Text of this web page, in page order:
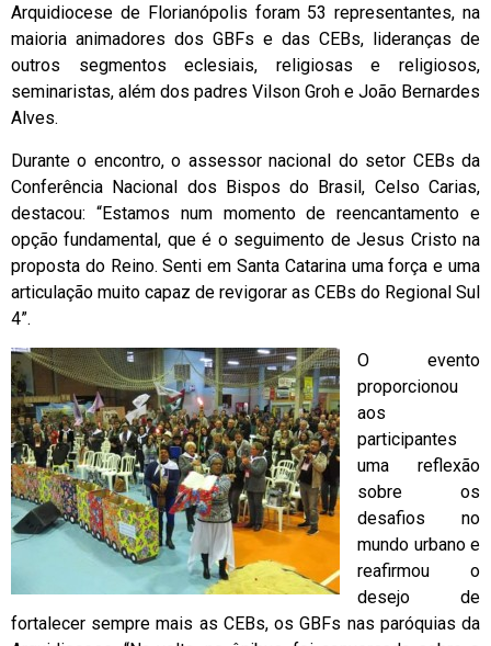
Arquidiocese de Florianópolis foram 53 representantes, na
maioria animadores dos GBFs e das CEBs, lideranças de
outros segmentos eclesiais, religiosas e religiosos,
seminaristas, além dos padres Vilson Groh e João Bernardes
Alves.
Durante o encontro, o assessor nacional do setor CEBs da
Conferência Nacional dos Bispos do Brasil, Celso Carias,
destacou: “Estamos num momento de reencantamento e
opção fundamental, que é o seguimento de Jesus Cristo na
proposta do Reino. Senti em Santa Catarina uma força e uma
articulação muito capaz de revigorar as CEBs do Regional Sul
4”.
O evento
proporcionou
aos
participantes
uma reflexão
sobre os
desafios no
mundo urbano e
reafirmou o
desejo de
fortalecer sempre mais as CEBs, os GBFs nas paróquias da